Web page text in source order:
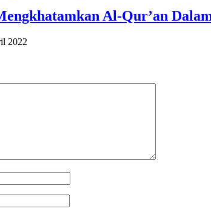
Al-Qur’an
2022